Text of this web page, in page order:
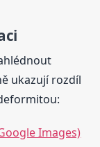
ukazují rozdíl
Images)